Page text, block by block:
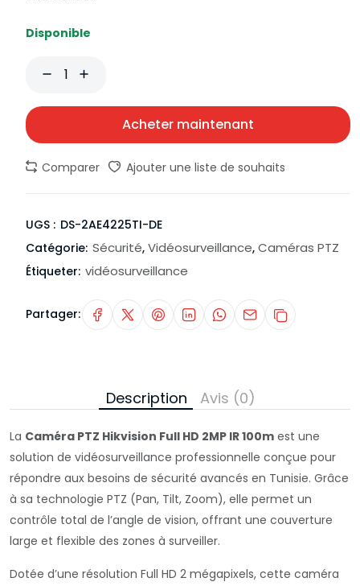
Disponible
Acheter maintenant
Comparer Ajouter une liste de souhaits
UGS : DS-2AE4225TI-DE
Catégorie: Sécurité, Vidéosurveillance, Caméras PTZ
Étiqueter: vidéosurveillance
Partager:
Description Avis (0)
La Caméra PTZ Hikvision Full HD 2MP IR 100m est une
solution de vidéosurveillance professionnelle conçue pour
répondre aux besoins de sécurité avancés en Tunisie. Grâce
à sa technologie PTZ (Pan, Tilt, Zoom), elle permet un
contrôle total de l’angle de vision, offrant une couverture
large et flexible des zones à surveiller.
Dotée d’une résolution Full HD 2 mégapixels, cette caméra